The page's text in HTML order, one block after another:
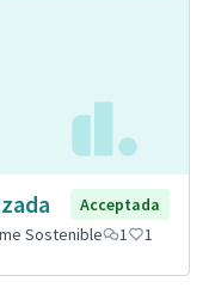
Acceptada
Sostenible 1 1